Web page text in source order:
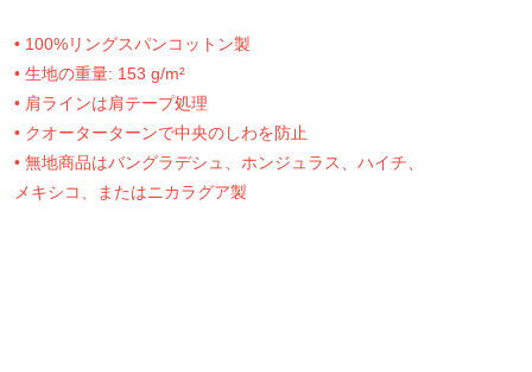
• 100%リングスパンコットン製
• 生地の重量: 153 g/m²
• 肩ラインは肩テープ処理
• クオーターターンで中央のしわを防止
• 無地商品はバングラデシュ、ホンジュラス、ハイチ、
メキシコ、またはニカラグア製